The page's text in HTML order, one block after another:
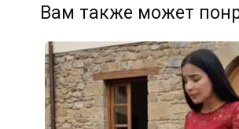
Вам также может